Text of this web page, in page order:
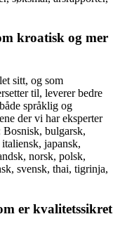
kroatisk og mer
sitt, og som
til, leverer bedre
språklig og
der vi har eksperter
bulgarsk,
japansk,
norsk, polsk,
svensk, thai, tigrinja,
er kvalitetssikret